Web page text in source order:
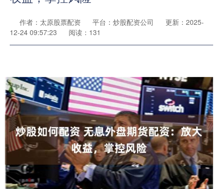
作者：太原股票配资 平台：炒股配资公司
更新：2025-
12-24 09:57:23
阅读：131